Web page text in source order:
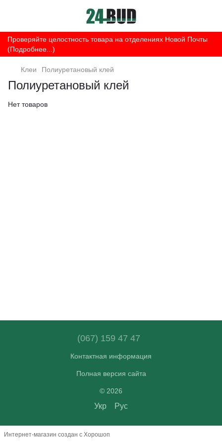
Проверяйте целостность товара на отделениях Новой Почты
(Подробнее...)
Клеи Полиуретановый клей
Полиуретановый клей
Нет товаров
(067) 159 47 47
Контактная информация
Полная версия сайта
© 2026
Укр Рус
Интернет-магазин создан с Хорошоп